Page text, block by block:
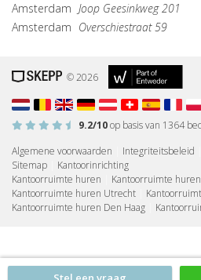
Amsterdam Joop Geesinkweg 201
Amsterdam Overschiestraat 59
© 2026
9.2/10op basis van 1364
Algemene voorwaarden
Integriteitsbeleid
Sitemap
Kantoorinrichting
Kantoorruimte huren
Kantoorruimte
Kantoorruimte huren Utrecht
Kantoorruimte huren Den Haag